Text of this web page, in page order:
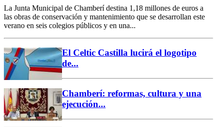
La Junta Municipal de Chamberí destina 1,18 millones de euros a
las obras de conservación y mantenimiento que se desarrollan este
verano en seis colegios públicos y en una...
El Celtic Castilla lucirá el logotipo
de...
Chamberí: reformas, cultura y una
ejecución...